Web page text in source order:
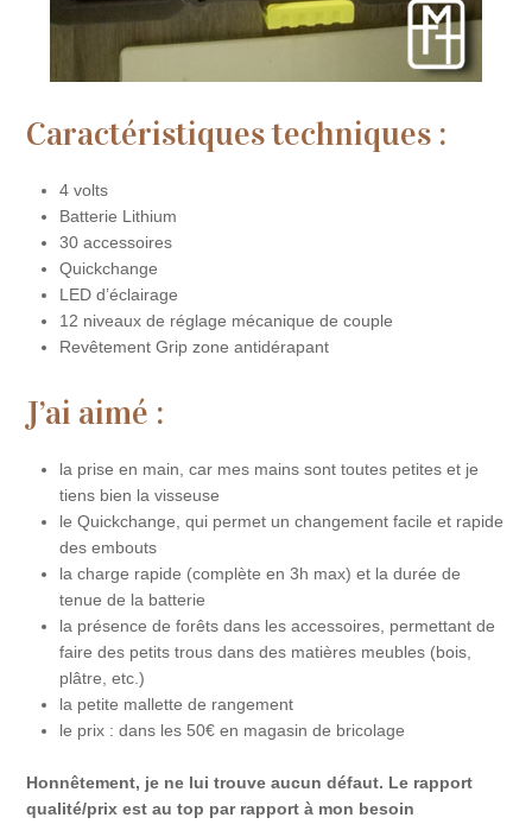
Caractéristiques techniques :
4 volts
Batterie Lithium
30 accessoires
Quickchange
LED d’éclairage
12 niveaux de réglage mécanique de couple
Revêtement Grip zone antidérapant
J’ai aimé :
la prise en main, car mes mains sont toutes petites et je
tiens bien la visseuse
le Quickchange, qui permet un changement facile et rapide
des embouts
la charge rapide (complète en 3h max) et la durée de
tenue de la batterie
la présence de forêts dans les accessoires, permettant de
faire des petits trous dans des matières meubles (bois,
plâtre, etc.)
la petite mallette de rangement
le prix : dans les 50€ en magasin de bricolage
Honnêtement, je ne lui trouve aucun défaut. Le rapport
qualité/prix est au top par rapport à mon besoin